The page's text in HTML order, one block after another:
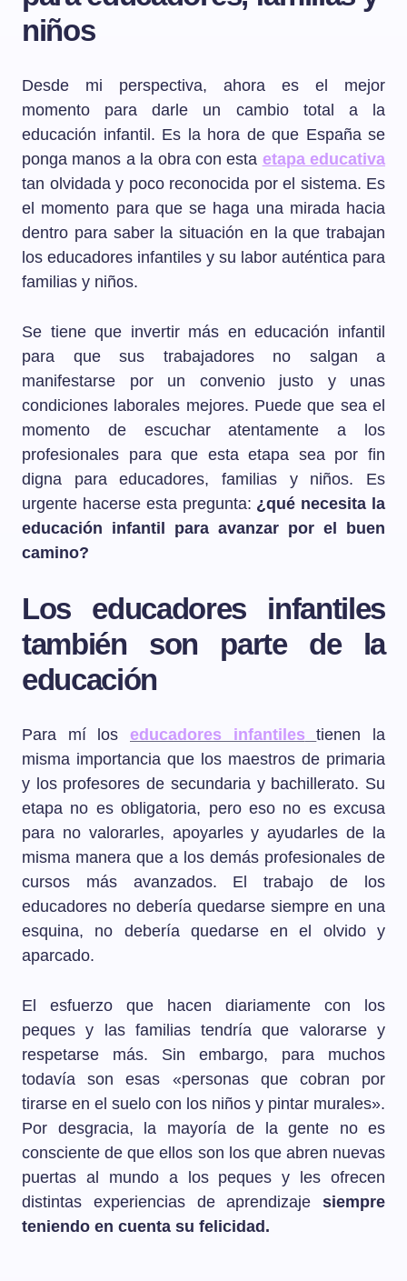
niños
Desde mi perspectiva, ahora es el mejor
momento para darle un cambio total a la
educación infantil. Es la hora de que España se
ponga manos a la obra con esta etapa educativa
tan olvidada y poco reconocida por el sistema. Es
el momento para que se haga una mirada hacia
dentro para saber la situación en la que trabajan
los educadores infantiles y su labor auténtica para
familias y niños.
Se tiene que invertir más en educación infantil
para que sus trabajadores no salgan a
manifestarse por un convenio justo y unas
condiciones laborales mejores. Puede que sea el
momento de escuchar atentamente a los
profesionales para que esta etapa sea por fin
digna para educadores, familias y niños. Es
urgente hacerse esta pregunta: ¿qué necesita la
educación infantil para avanzar por el buen
camino?
Los educadores infantiles
también son parte de la
educación
Para mí los educadores infantiles
tienen la
misma importancia que los maestros de primaria
y los profesores de secundaria y bachillerato. Su
etapa no es obligatoria, pero eso no es excusa
para no valorarles, apoyarles y ayudarles de la
misma manera que a los demás profesionales de
cursos más avanzados. El trabajo de los
educadores no debería quedarse siempre en una
esquina, no debería quedarse en el olvido y
aparcado.
El esfuerzo que hacen diariamente con los
peques y las familias tendría que valorarse y
respetarse más. Sin embargo, para muchos
todavía son esas «personas que cobran por
tirarse en el suelo con los niños y pintar murales».
Por desgracia, la mayoría de la gente no es
consciente de que ellos son los que abren nuevas
puertas al mundo a los peques y les ofrecen
distintas experiencias de aprendizaje siempre
teniendo en cuenta su felicidad.